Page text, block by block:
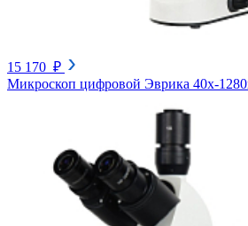
15 170 ₽
Микроскоп цифровой Эврика 40х-